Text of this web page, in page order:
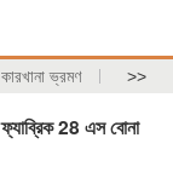
কারখানা ভ্রমণ >>
28 এস বোনা